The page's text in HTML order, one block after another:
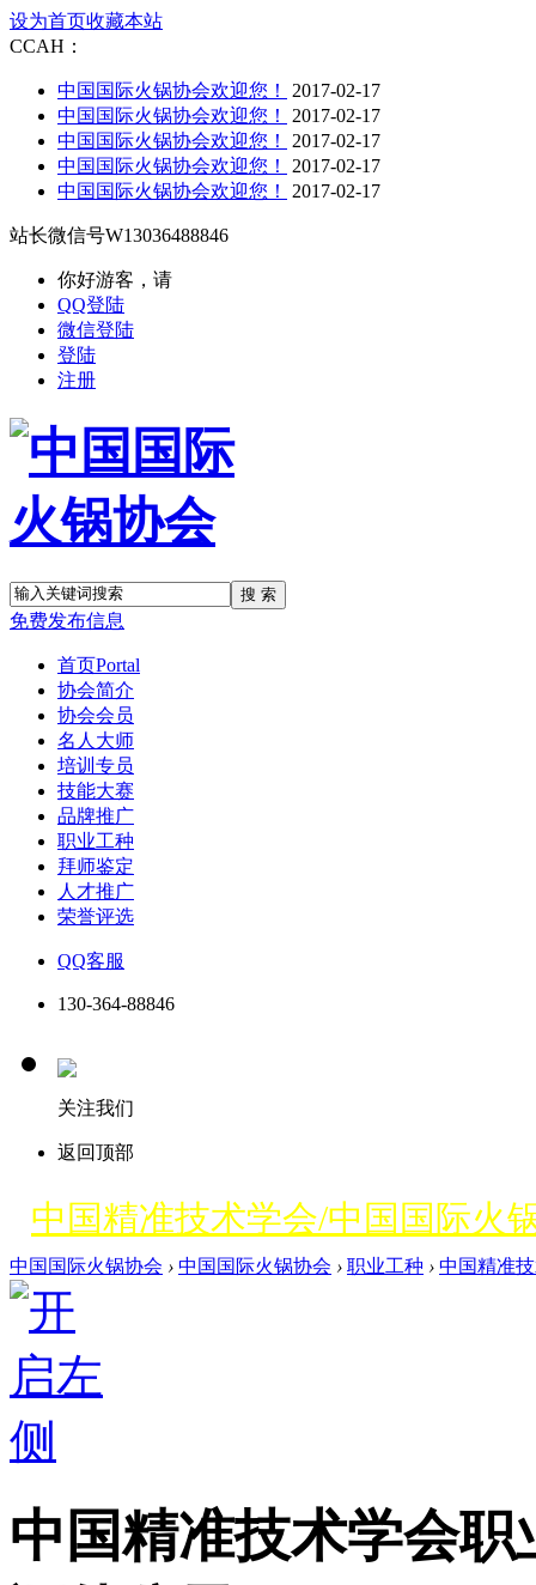
设为首页收藏本站
CCAH：
中国国际火锅协会欢迎您！
2017-02-17
中国国际火锅协会欢迎您！
2017-02-17
中国国际火锅协会欢迎您！
2017-02-17
中国国际火锅协会欢迎您！
2017-02-17
中国国际火锅协会欢迎您！
2017-02-17
站长微信号W13036488846
你好游客，请
QQ登陆
微信登陆
登陆
注册
搜 索
免费发布信息
首页Portal
协会简介
协会会员
名人大师
培训专员
技能大赛
品牌推广
职业工种
拜师鉴定
人才推广
荣誉评选
QQ客服
130-364-88846
关注我们
返回顶部
中国精准技术学会/中国国际火
中国国际火锅协会 › 中国国际火锅协会 › 职业工种 › 中国精准
中国精准技术学会